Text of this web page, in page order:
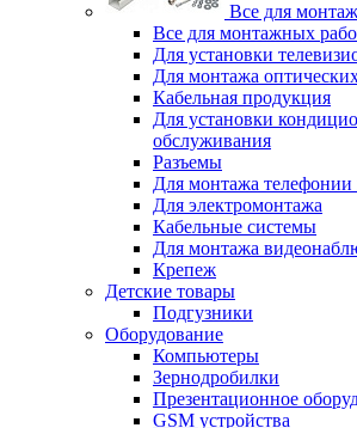
Все для
Все для монтажных
Для установки
Для монтажа
Кабельная продукция
Для установки
обслуживания
Разъемы
Для монтажа
Для электромонтажа
Кабельные системы
Для монтажа
Крепеж
Детские товары
Подгузники
Оборудование
Компьютеры
Зернодробилки
Презентационное
GSM устройства